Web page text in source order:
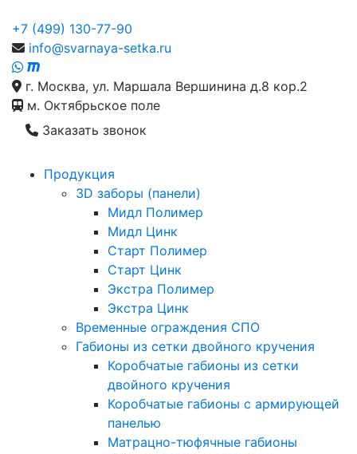
+7 (499) 130-77-90
info@svarnaya-setka.ru
г. Москва, ул. Маршала Вершинина д.8 кор.2
м. Октябрьское поле
Заказать звонок
Продукция
3D заборы (панели)
Мидл Полимер
Мидл Цинк
Старт Полимер
Старт Цинк
Экстра Полимер
Экстра Цинк
Временные ограждения СПО
Габионы из сетки двойного кручения
Коробчатые габионы из сетки
двойного кручения
Коробчатые габионы с армирующей
панелью
Матрацно-тюфячные габионы